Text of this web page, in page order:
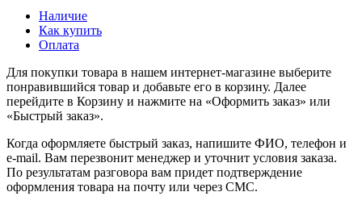
Наличие
Как купить
Оплата
Для покупки товара в нашем интернет-магазине выберите
понравившийся товар и добавьте его в корзину. Далее
перейдите в Корзину и нажмите на «Оформить заказ» или
«Быстрый заказ».
Когда оформляете быстрый заказ, напишите ФИО, телефон и
e-mail. Вам перезвонит менеджер и уточнит условия заказа.
По результатам разговора вам придет подтверждение
оформления товара на почту или через СМС.